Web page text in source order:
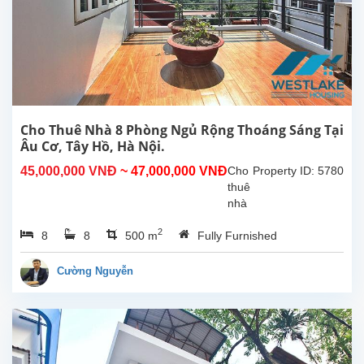
vườn
rộng
tại
Tây
Hồ,
Hà
Nội.
5
rộng
rãi4...
Cho Thuê Nhà 8 Phòng Ngủ Rộng Thoáng Sáng Tại
Âu Cơ, Tây Hồ, Hà Nội.
45,000,000 VNĐ ~ 47,000,000 VNĐ Property ID: 5780
Cho
thuê
nhà
phòng
ngủ
tại
Âu
Cơ,
8 8 500 m2 Fully Furnished
Cường Nguyễn